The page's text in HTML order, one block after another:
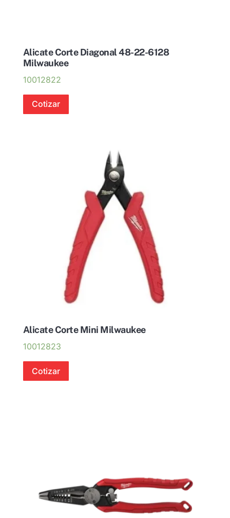
Alicate Corte Diagonal 48-22-6128
Milwaukee
10012822
Cotizar
Alicate Corte Mini Milwaukee
10012823
Cotizar